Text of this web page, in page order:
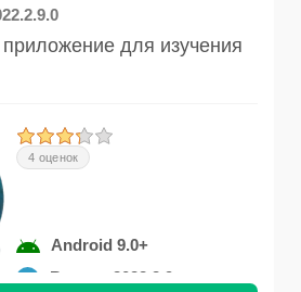
приложение для изучения
4 оценок
Android 9.0+
Версия 2022.2.9